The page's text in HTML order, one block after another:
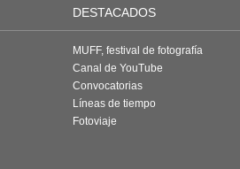
DESTACADOS
MUFF, festival de fotografía
Canal de YouTube
Convocatorias
Líneas de tiempo
Fotoviaje